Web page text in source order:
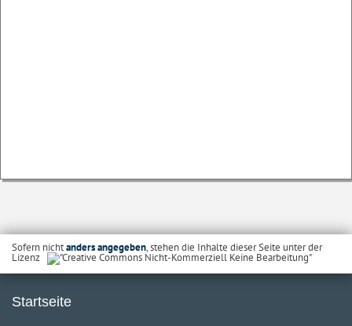
Sofern nichtanders angegeben, stehen die Inhalte dieser Seite unter der
Lizenz
Startseite